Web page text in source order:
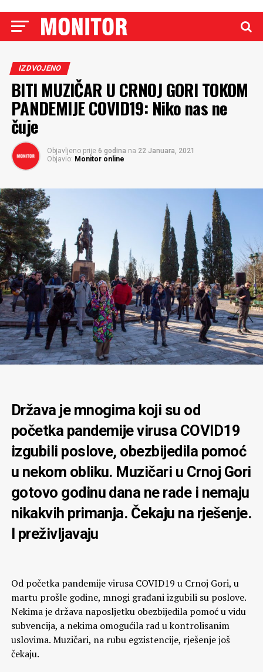
IZDVOJENO
BITI MUZIČAR U CRNOJ GORI TOKOM
PANDEMIJE COVID19: Niko nas ne
čuje
Objavljeno prije 6 godina na 22 Januara, 2021
Objavio: Monitor online
Država je mnogima koji su od
početka pandemije virusa COVID19
izgubili poslove, obezbijedila pomoć
u nekom obliku. Muzičari u Crnoj Gori
gotovo godinu dana ne rade i nemaju
nikakvih primanja. Čekaju na rješenje.
I preživljavaju
Od početka pandemije virusa COVID19 u Crnoj Gori, u
martu prošle godine, mnogi građani izgubili su poslove.
Nekima je država naposljetku obezbijedila pomoć u vidu
subvencija, a nekima omogućila rad u kontrolisanim
uslovima. Muzičari, na rubu egzistencije, rješenje još
čekaju.